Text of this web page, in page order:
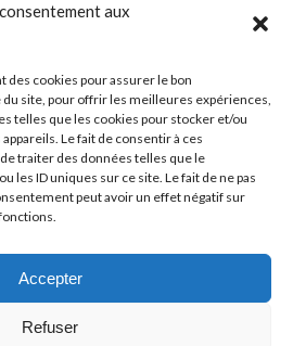
aux
des cookies pour assurer le bon
site, pour offrir les meilleures expériences,
telles que les cookies pour stocker et/ou
Le fait de consentir à ces
traiter des données telles que le
les ID uniques sur ce site. Le fait de ne pas
peut avoir un effet négatif sur
Accepter
Refuser